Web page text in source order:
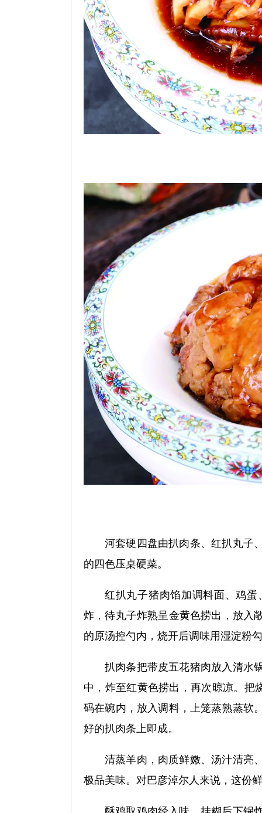
河套硬四盘由扒肉条、红扒丸子
的四色压桌硬菜。
红扒丸子猪肉馅加调料面、鸡
炸，待丸子炸熟呈金黄色捞出，放入
的原汤控勺内，烧开后调味用湿淀粉
扒肉条把带皮五花猪肉放入清水
中，炸至红黄色捞出，再次晾凉。把
码在碗内，放入调料，上笼蒸熟蒸软
好的扒肉条上即成。
清蒸羊肉，肉质鲜嫩、汤汁清亮
极品美味。对巴彦淖尔人来说，这份